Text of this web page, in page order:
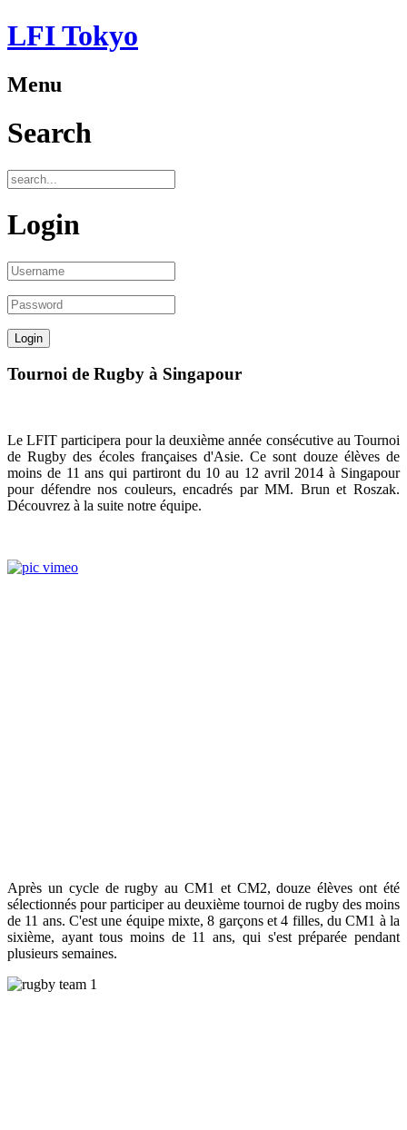
LFI Tokyo
Menu
Search
Login
Tournoi de Rugby à Singapour
Le LFIT participera pour la deuxième année consécutive au Tournoi
de Rugby des écoles françaises d'Asie. Ce sont douze élèves de
moins de 11 ans qui partiront du 10 au 12 avril 2014 à Singapour
pour défendre nos couleurs, encadrés par MM. Brun et Roszak.
Découvrez à la suite notre équipe.
Après un cycle de rugby au CM1 et CM2, douze élèves ont été
sélectionnés pour participer au deuxième tournoi de rugby des moins
de 11 ans. C'est une équipe mixte, 8 garçons et 4 filles, du CM1 à la
sixième, ayant tous moins de 11 ans, qui s'est préparée pendant
plusieurs semaines.